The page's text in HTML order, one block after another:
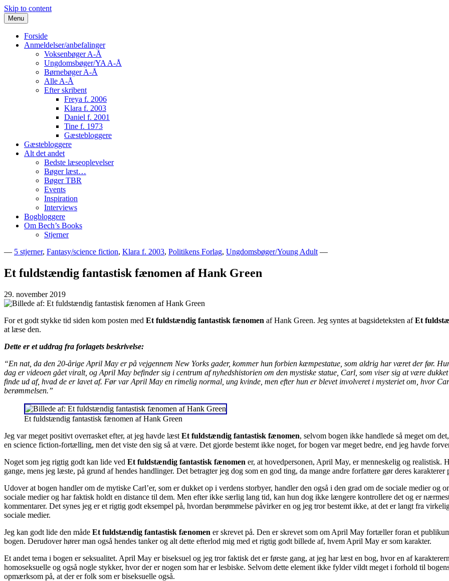
Skip to content
Menu
Forside
Anmeldelser/anbefalinger
Voksenbøger A-Å
Ungdomsbøger/YA A-Å
Børnebøger A-Å
Alle A-Å
Efter skribent
Freya f. 2006
Klara f. 2003
Daniel f. 2001
Tine f. 1973
Gæstebloggere
Gæstebloggere
Alt det andet
Bedste læseoplevelser
Bøger læst…
Bøger TBR
Events
Inspiration
Interviews
Bogbloggere
Om Bech’s Books
Stjerner
Bech's Books
— 5 stjerner, Fantasy/science fiction, Klara f. 2003, Politikens Forlag, Ungdomsbøger/Young Adult —
Et fuldstændig fantastisk fænomen af Hank Green
29. november 2019
For et godt stykke tid siden kom posten med Et fuldstændig fantastisk fænomen af Hank Green. Jeg syntes at bagsideteksten afEt
at læse den.
Dette er et uddrag fra forlagets beskrivelse:
“En nat, da den 20-årige April May er på vejgennem New Yorks gader, kommer hun forbien kæmpestatue, som aldrig har været der før.
dag er videoen gået viralt, og April May befinder sig i centrum af nyhedshistorien om den mystiske statue, Carl, som viser sig at være
finde ud af, hvad de er lavet af. Før var April May en rimelig normal, ung kvinde, men efter hun er blevet involveret i mysteriet om, hvor
berømmelsen.”
Et fuldstændig fantastisk fænomen af Hank Green
Jeg var meget positivt overrasket efter, at jeg havde læst Et fuldstændig fantastisk fænomen, selvom bogen ikke handlede så meget om
en science fiction-fortælling, men det viste den sig så at være. Det gjorde bestemt ikke noget, for bogen var meget bedre, end jeg havde
Noget som jeg rigtig godt kan lide ved Et fuldstændig fantastisk fænomen er, at hovedpersonen, April May, er menneskelig og
gange, mens jeg læste, på grund af hendes handlinger. Det betragter jeg dog som en god ting, da mange andre forfattere gør deres
Udover at bogen handler om de mytiske Carl’er, som er dukket op i verdens storbyer, handler den også i den grad om de sociale medier
sociale medier og har faktisk holdt en distance til dem. Men efter ikke særlig lang tid, kan hun dog ikke længere kontrollere det og er
kommentarer. Det synes jeg er et rigtig godt eksempel på, hvordan berømmelse påvirker en og jeg tror bestemt ikke, at det er langt fra
sociale medier.
Jeg kan godt lide den måde Et fuldstændig fantastisk fænomen er skrevet på. Den er skrevet som om April May fortæller foran et
bogen. Derudover hører man også hendes tanker og alt dette efterlod mig med et rigtig godt billede af, hvem April May er som karakter.
Et andet tema i bogen er seksualitet. April May er biseksuel og jeg tror faktisk det er første gang, at jeg har læst en bog, hvor en af
homoseksuelle og også nogle stykker, hvor der er nogen som har er lesbiske. Selvom dette element ikke fylder vildt meget i forhold til
opmærksom på, at der er folk som er biseksuelle også.